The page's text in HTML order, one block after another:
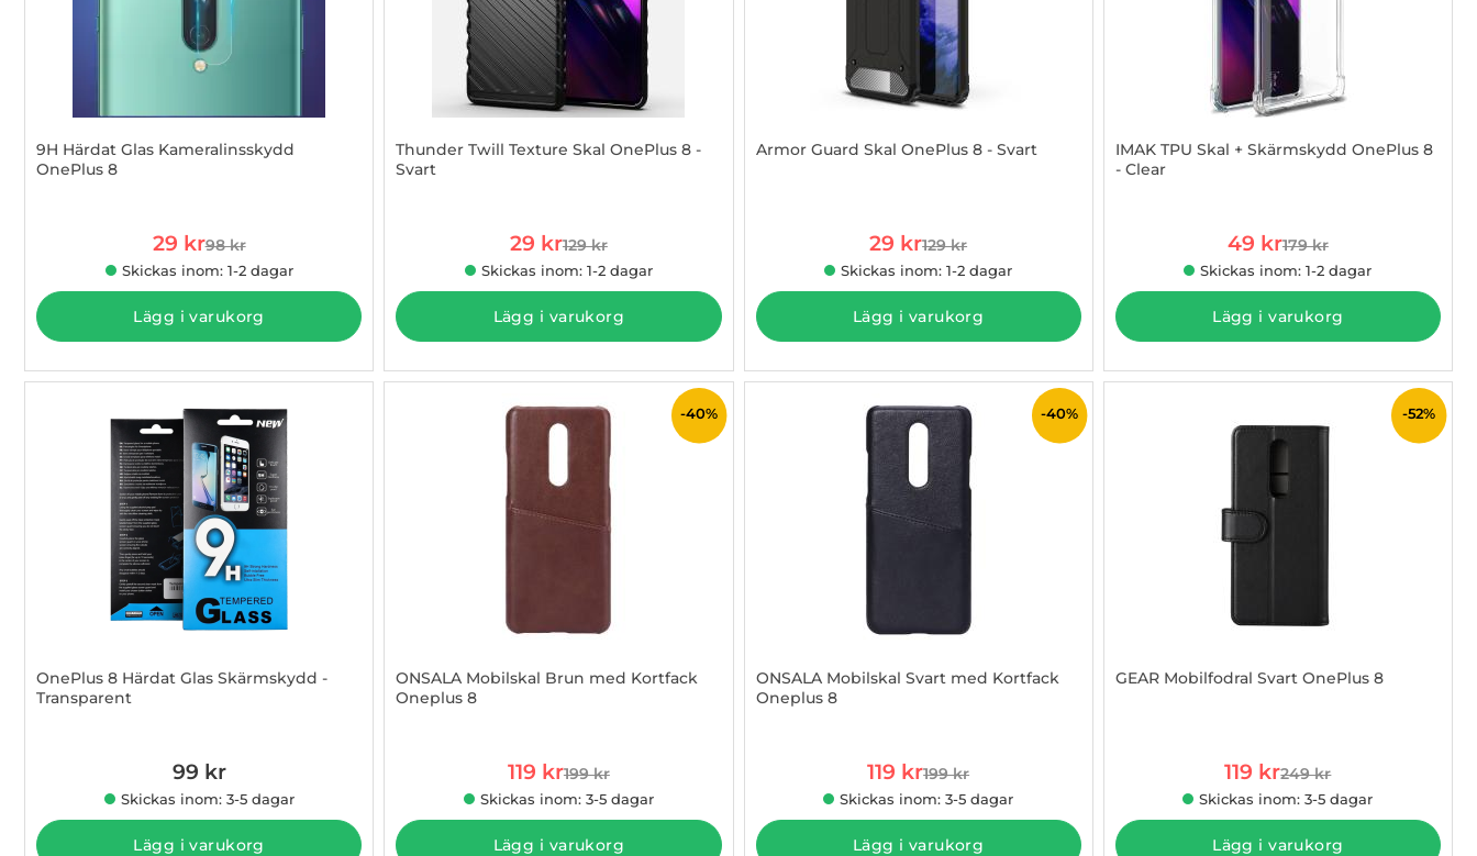
9H Härdat Glas Kameralinsskydd
OnePlus 8
rea pris
29 krtidigare pris
98 kr
Skickas inom: 1-2 dagar
Lägg i varukorg
Thunder Twill Texture Skal OnePlus 8 -
Svart
rea pris
29 krtidigare pris
129 kr
Skickas inom: 1-2 dagar
Lägg i varukorg
Armor Guard Skal OnePlus 8 - Svart
rea pris
29 krtidigare pris
129 kr
Skickas inom: 1-2 dagar
Lägg i varukorg
IMAK TPU Skal + Skärmskydd OnePlus 8
- Clear
rea pris
49 krtidigare pris
179 kr
Skickas inom: 1-2 dagar
Lägg i varukorg
OnePlus 8 Härdat Glas Skärmskydd -
Transparent
99 kr
Skickas inom: 3-5 dagar
Lägg i varukorg
-40%
ONSALA Mobilskal Brun med Kortfack
Oneplus 8
rea pris
119 krtidigare pris
199 kr
Skickas inom: 3-5 dagar
Lägg i varukorg
-40%
ONSALA Mobilskal Svart med Kortfack
Oneplus 8
rea pris
119 krtidigare pris
199 kr
Skickas inom: 3-5 dagar
Lägg i varukorg
-52%
GEAR Mobilfodral Svart OnePlus 8
rea pris
119 krtidigare pris
249 kr
Skickas inom: 3-5 dagar
Lägg i varukorg